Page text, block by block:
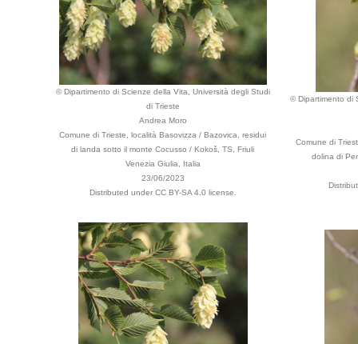
© Dipartimento di Scienze della Vita, Università degli Studi
di Trieste
Andrea Moro
Comune di Trieste, località Basovizza / Bazovica, residui
di landa sotto il monte Cocusso / Kokoš, TS, Friuli
Venezia Giulia, Italia
23/06/2023
Distributed under CC BY-SA 4.0 license.
© Dipartimento di
Comune di
dolina di